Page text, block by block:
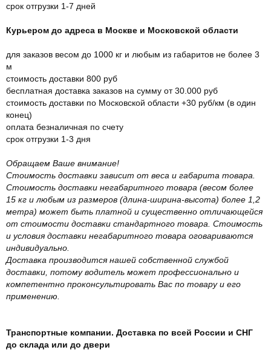
срок отгрузки 1-7 дней
Курьером до адреса в Москве и Московской области
для заказов весом до 1000 кг и любым из габаритов не более 3
м
стоимость доставки 800 руб
бесплатная доставка заказов на сумму от 30.000 руб
стоимость доставки по Московской области +30 руб/км (в один
конец)
оплата безналичная по счету
срок отгрузки 1-3 дня
Обращаем Ваше внимание!
Стоимость доставки зависит от веса и габарита товара.
Стоимость доставки негабаритного товара (весом более
15 кг и любым из размеров (длина-ширина-высота) более 1,2
метра) может быть платной и существенно отличающейся
от стоимости доставки стандартного товара. Стоимость
и условия доставки негабаритного товара оговариваются
индивидуально.
Доставка производится нашей собственной службой
доставки, потому водитель может профессионально и
компетентно проконсультировать Вас по товару и его
применению.
Транспортные компании. Доставка по всей России и СНГ
до склада или до двери